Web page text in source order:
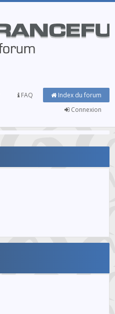
Index du forum
FAQ
Connexion